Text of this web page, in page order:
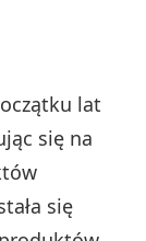
lat
się na
się